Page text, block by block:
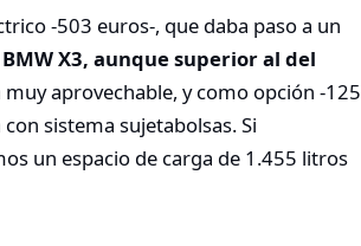
-503 euros-, que daba paso a un
X3, aunque superior al del
aprovechable, y como opción -125
sistema sujetabolsas. Si
un espacio de carga de 1.455 litros